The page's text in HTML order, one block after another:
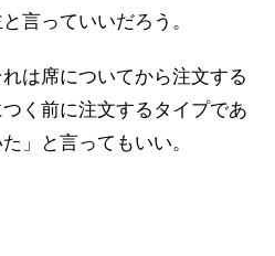
言っていいだろう。
は席についてから注文する
く前に注文するタイプであ
」と言ってもいい。